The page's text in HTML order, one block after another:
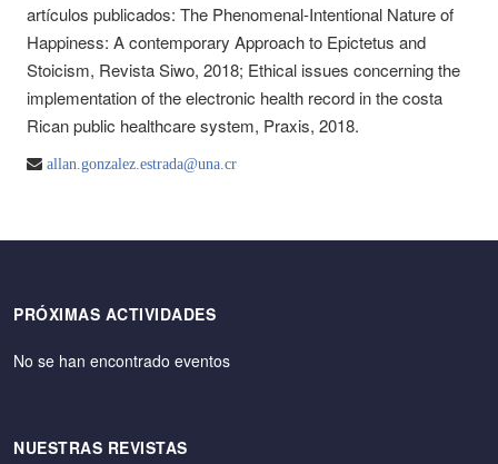
artículos publicados: The Phenomenal-Intentional Nature of
Happiness: A contemporary Approach to Epictetus and
Stoicism, Revista Siwo, 2018; Ethical issues concerning the
implementation of the electronic health record in the costa
Rican public healthcare system, Praxis, 2018.
allan.gonzalez.estrada@una.cr
PRÓXIMAS ACTIVIDADES
No se han encontrado eventos
NUESTRAS REVISTAS